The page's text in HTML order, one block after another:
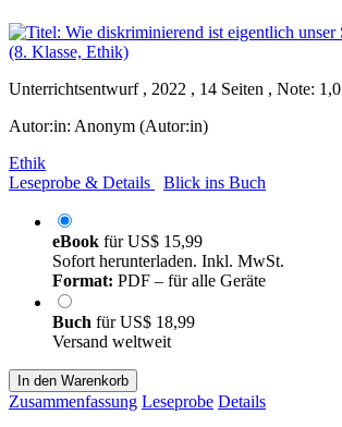
Unterrichtsentwurf , 2022 , 14 Seiten , Note: 1,0
Autor:in: Anonym (Autor:in)
Ethik
Leseprobe & Details
Blick ins Buch
eBook fürUS$ 15,99
Sofort herunterladen. Inkl. MwSt.
Format: PDF – für alle Geräte
Buch fürUS$ 18,99
Versand weltweit
In den Warenkorb
Zusammenfassung Leseprobe Details